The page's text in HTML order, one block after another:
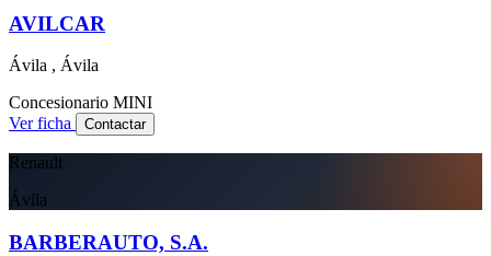
AVILCAR
Ávila , Ávila
Concesionario MINI
Ver ficha
Contactar
Renault
Ávila
BARBERAUTO, S.A.